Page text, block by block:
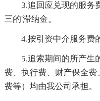
3.追回应兑现的服务
三的'滞纳金。
4.按引资中介服务费
5.追索期间的所产生
费、执行费、财产保全
费等）均由我公司承担。